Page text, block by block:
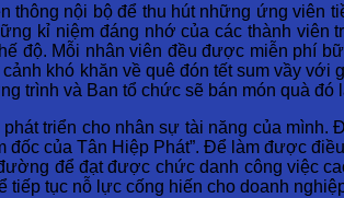
thông nội bộ để thu hút những ứng viên
kỉ niệm đáng nhớ của các thành
độ. Mỗi nhân viên đều được miễn phí
khó khăn về quê đón tết sum vầy
trình và Ban tổ chức sẽ bán món quà đó
triển cho nhân sự tài năng của mình.
đốc của Tân Hiệp Phát”. Để làm được
để đạt được chức danh công việc
tiếp tục nỗ lực cống hiến cho doanh